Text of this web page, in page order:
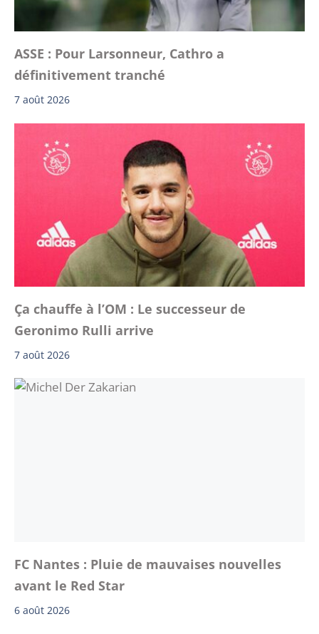
ASSE : Pour Larsonneur, Cathro a
définitivement tranché
7 août 2026
Ça chauffe à l’OM : Le successeur de
Geronimo Rulli arrive
7 août 2026
FC Nantes : Pluie de mauvaises nouvelles
avant le Red Star
6 août 2026